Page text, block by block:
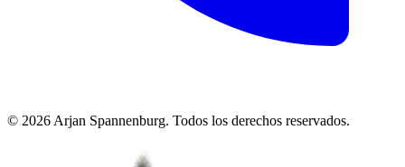
© 2026 Arjan Spannenburg. Todos los derechos reservados.